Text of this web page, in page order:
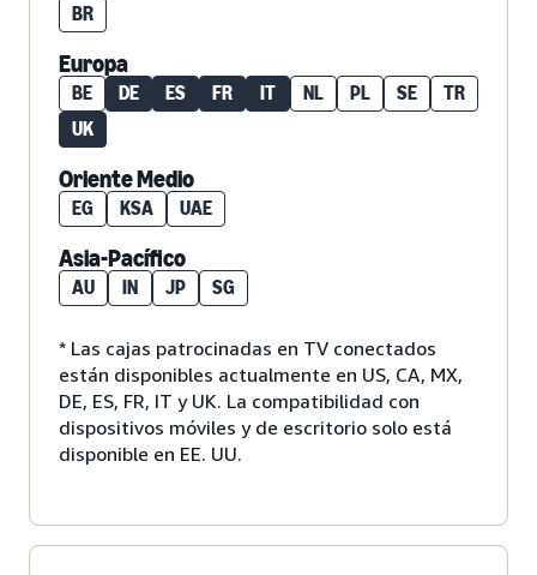
BR
Europa
BE DE ES FR IT NL PL SE
TR
UK
Oriente Medio
EG KSA UAE
Asia-Pacífico
AU IN JP SG
* Las cajas patrocinadas en TV conectados
están disponibles actualmente en US, CA, MX,
DE, ES, FR, IT y UK. La compatibilidad con
dispositivos móviles y de escritorio solo está
disponible en EE. UU.